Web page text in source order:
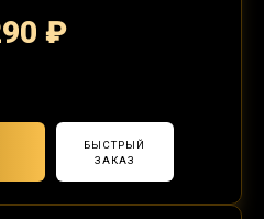
₽
БЫСТРЫЙ
ЗАКАЗ